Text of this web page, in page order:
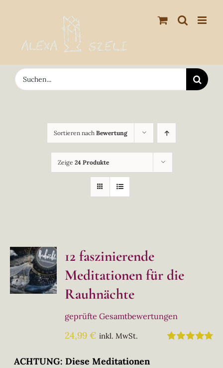
springen
Suche
nach:
Sortieren nach Bewertung
Zeige 24 Produkte
12 faszinierende
Meditationen für die
Rauhnächte
geprüfte Gesamtbewertungen
24,99€ inkl. MwSt.
ACHTUNG: Diese Meditationen